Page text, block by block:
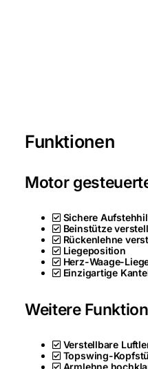
Funktionen
Motor
Sichere
Beinstütze
Rückenlehne
Liegeposition
Herz-Waage-
Einzigartige
Weitere
Verstellbare
Topswing-
Armlehne